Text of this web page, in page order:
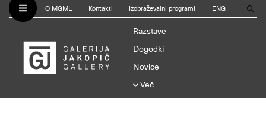
O MGML Kontakti Izobraževalni programi ENG
Razstave
Dogodki
Novice
Več